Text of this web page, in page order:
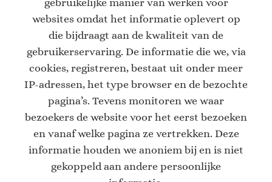
gebruikelijke manier van werken voor
websites omdat het informatie oplevert op
die bijdraagt aan de kwaliteit van de
gebruikerservaring. De informatie die we, via
cookies, registreren, bestaat uit onder meer
IP-adressen, het type browser en de bezochte
pagina’s. Tevens monitoren we waar
bezoekers de website voor het eerst bezoeken
en vanaf welke pagina ze vertrekken. Deze
informatie houden we anoniem bij en is niet
gekoppeld aan andere persoonlijke